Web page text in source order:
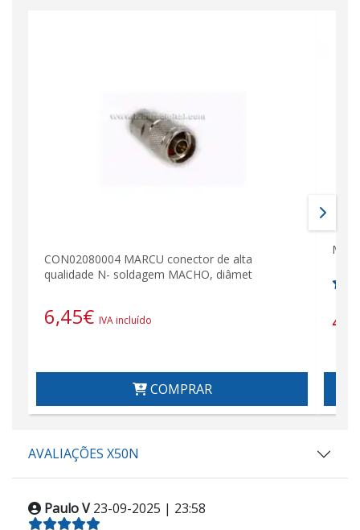
CON02080004 MARCU conector de alta
qualidade N- soldagem MACHO, diâmet
6,45€ IVA incluído
COMPRAR
AVALIAÇÕES X50N
Paulo V 23-09-2025 | 23:58